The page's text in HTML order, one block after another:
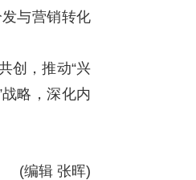
与营销转化
创，推动“兴
略，深化内
(编辑 张晖)